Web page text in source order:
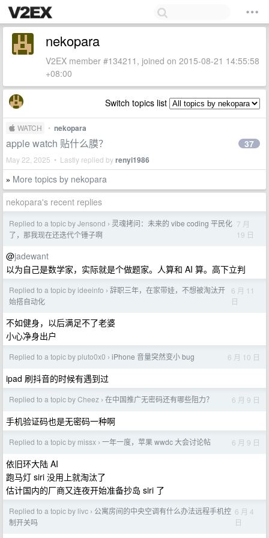
nekopara
V2EX member #134211, joined on 2015-08-21 14:55:58
+08:00
Switch topics list
 WATCH • nekopara
apple watch 贴什么膜？
May 22, 2025 • Lastly replied byrenyi1986
37
» More topics by nekopara
nekopara's recent replies
Replied to a topic by Jensond › 灵魂拷问：未来的 vibe coding 平民化
了，那我现在还迭代个锤子啊
7 月
19 日
@jadewant
以为自己是数学家，实际就是个做题家。人算和 AI 算。高下立判
Replied to a topic by ideeinfo › 辞职三年，在家带娃，不想被淘汰开
始搭自动化
6 月 11
日
不如健身，以后满足不了老婆
小心净身出户
Replied to a topic by pluto0x0 › iPhone 音量突然变小 bug 6 月 10 日
ipad 刷抖音的时候有遇到过
Replied to a topic by Cheez › 在中国推广无密码还有哪些阻力？ 6 月 9 日
手机验证码也是无密码一种啊
Replied to a topic by missx › 一年一度，苹果 wwdc 大会讨论帖 6 月 9 日
依旧环大陆 AI
跑马灯 siri 没用上就淘汰了
估计国内的厂商又连夜开始准备抄岛 siri 了
Replied to a topic by livc › 公寓房间的中央空调有什么办法远程手机控
制开关吗
6 月 4
日